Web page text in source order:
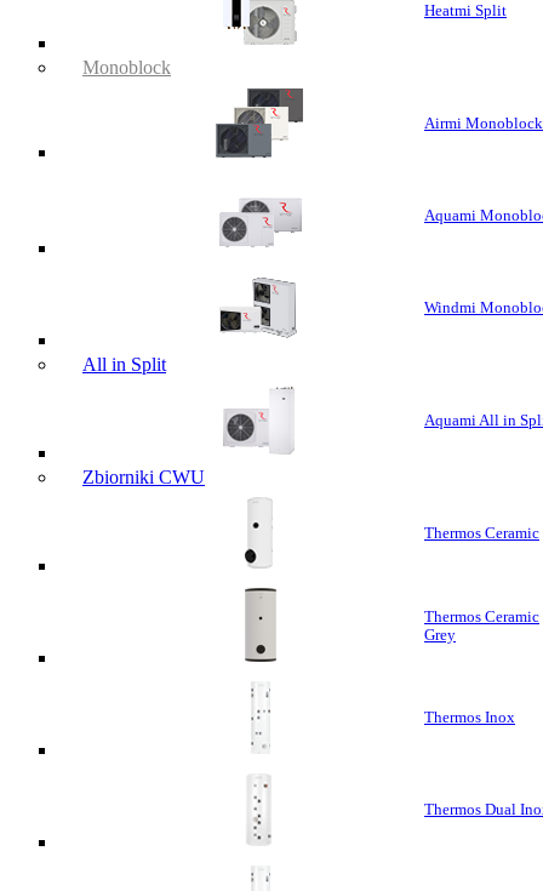
Heatmi Split
Monoblock
Airmi Monoblock
Aquami
Windmi
All in Split
Aquami All in
Zbiorniki CWU
Thermos Ceramic
Thermos Ceramic
Grey
Thermos Inox
Thermos Dual